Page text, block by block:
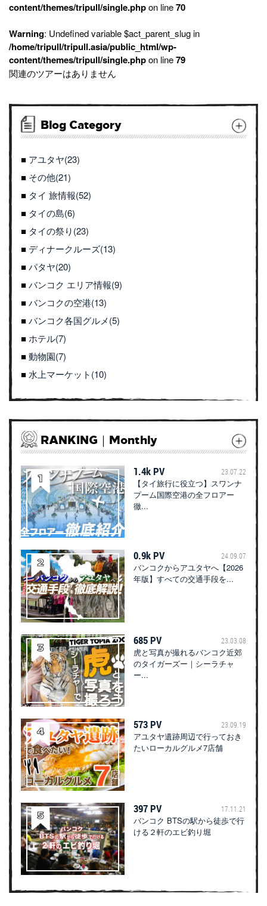
content/themes/tripull/single.phpon line70
Warning: Undefined variable $act_parent_slug in
/home/tripull/tripull.asia/public_html/wp-
content/themes/tripull/single.phpon line79
関連のツアーはありません
Blog Category
アユタヤ(23)
その他(21)
タイ 旅情報(52)
タイの島(6)
タイの祭り(23)
ディナークルーズ(13)
パタヤ(20)
バンコク エリア情報(9)
バンコクの空港(13)
バンコク各国グルメ(5)
ホテル(7)
動物園(7)
水上マーケット(10)
RANKING｜Monthly
1.4k PV 23.07.22
【タイ旅行に役立つ】スワンナ
プーム国際空港の全フロアー
徹...
0.9k PV 24.09.07
バンコクからアユタヤへ【2026
年版】すべての交通手段を...
685 PV 23.03.08
虎と写真が撮れるバンコク近郊
のタイガーズー｜シーラチャ
ー...
573 PV 23.09.19
アユタヤ遺跡周辺で行っておき
たいローカルグルメ7店舗
397 PV 17.11.21
バンコク BTSの駅から徒歩で行
ける２軒のエビ釣り堀